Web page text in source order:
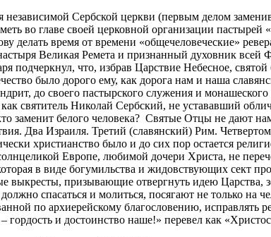
независимой Сербской церкви (первым делом
во главе своей церковной организации пастырей
делать время от времени «общечеловеческие»
Великая Ремета и признанный духовник всей
подчеркнул, что, избрав Царствие Небесное,
было дорого ему, как дорога нам и наша
до своего пастырского служения и
святитель Николай Сербский, не устававший
белого человека? Святые Отцы не дают нам
Два Израиля. Третий (славянский) Рим.
христианство было и до сих пор остается
Европе, любимой дочери Христа, не
в виде богумильства и жидовствующих сект
выкресты, призывающие отвергнуть идею Царства,
спасаться и молиться, посягают не только на
по архиерейскому благословению, исправлять
гордость и достоинство наше!» перевел как